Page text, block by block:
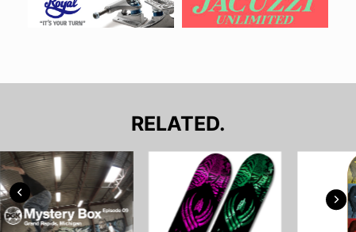
RELATED.